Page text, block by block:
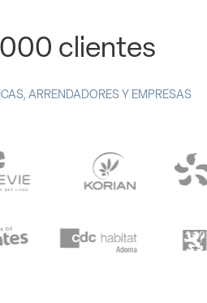
clientes
ARRENDADORES Y EMPRESAS